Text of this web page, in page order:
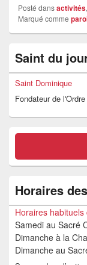
Posté dansactivités,
Marqué comme
principale
widget
Saint du
Saint Dominique
Fondateur de
Horaires
Horaires habituels
Samedi au Sacré
Dimanche à la
Dimanche au